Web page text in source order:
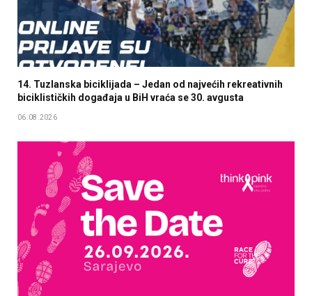
14. Tuzlanska biciklijada – Jedan od najvećih rekreativnih
biciklističkih događaja u BiH vraća se 30. avgusta
06.08.2026